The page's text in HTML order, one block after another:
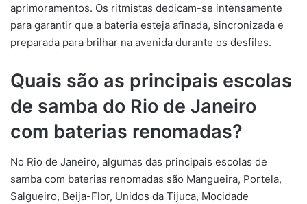
aprimoramentos. Os ritmistas dedicam-se intensamente
para garantir que a bateria esteja afinada, sincronizada e
preparada para brilhar na avenida durante os desfiles.
Quais são as principais escolas
de samba do Rio de Janeiro
com baterias renomadas?
No Rio de Janeiro, algumas das principais escolas de
samba com baterias renomadas são Mangueira, Portela,
Salgueiro, Beija-Flor, Unidos da Tijuca, Mocidade